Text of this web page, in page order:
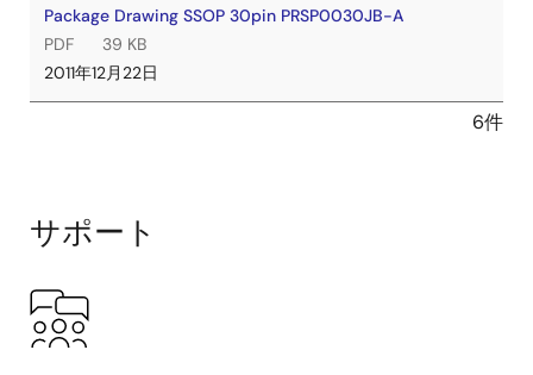
Package Drawing SSOP 30pin PRSP0030JB-A
PDF
39 KB
2011年12月22日
6件
サポート